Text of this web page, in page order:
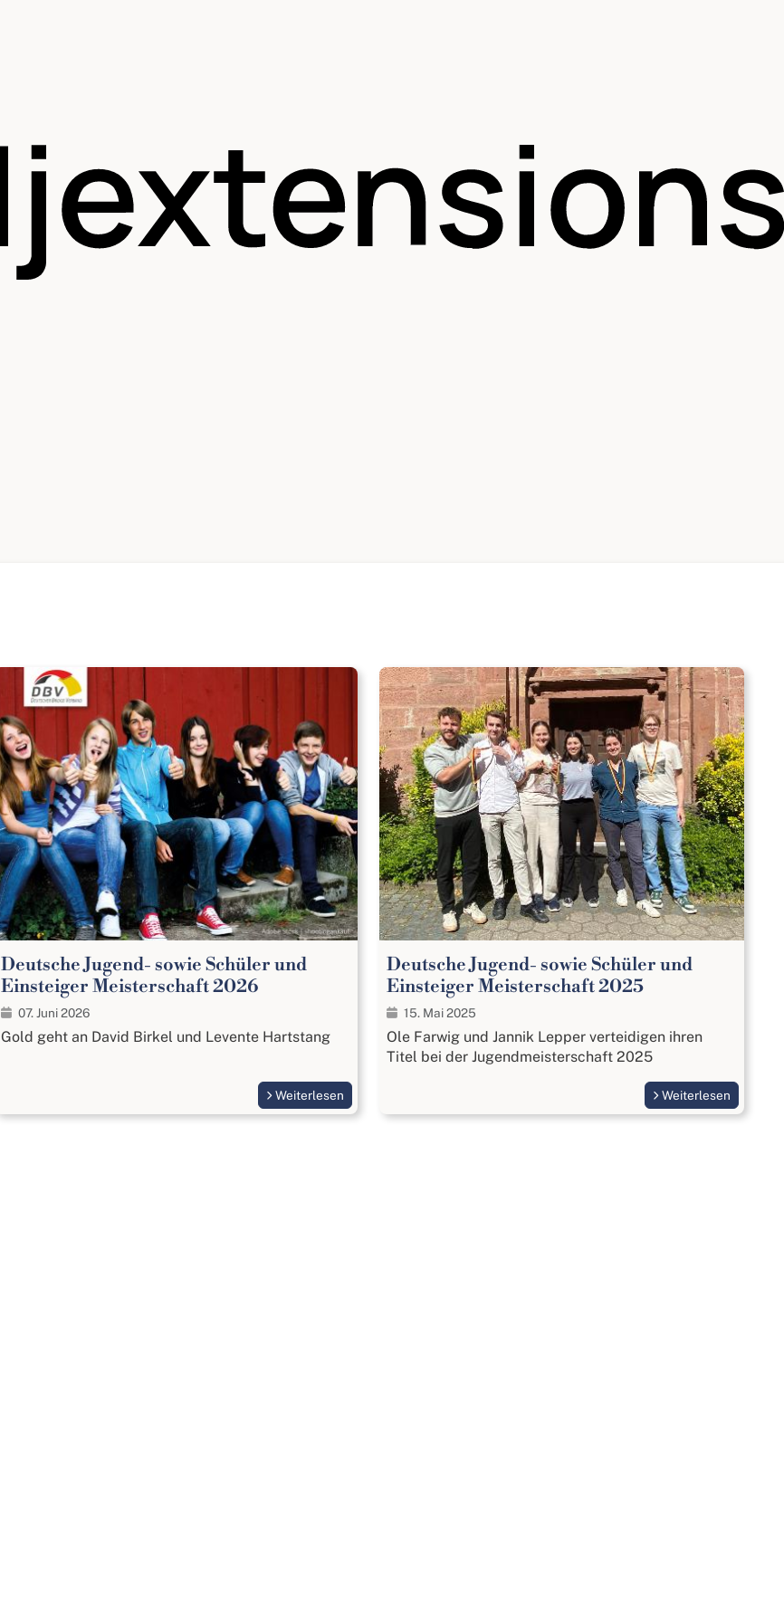
Deutsche Jugend- sowie Schüler und
Einsteiger Meisterschaft 2026
07. Juni 2026
Gold geht an David Birkel und Levente Hartstang
Weiterlesen
Deutsche Jugend- sowie Schüler und
Einsteiger Meisterschaft 2025
15. Mai 2025
Ole Farwig und Jannik Lepper verteidigen ihren
Titel bei der Jugendmeisterschaft 2025
Weiterlesen